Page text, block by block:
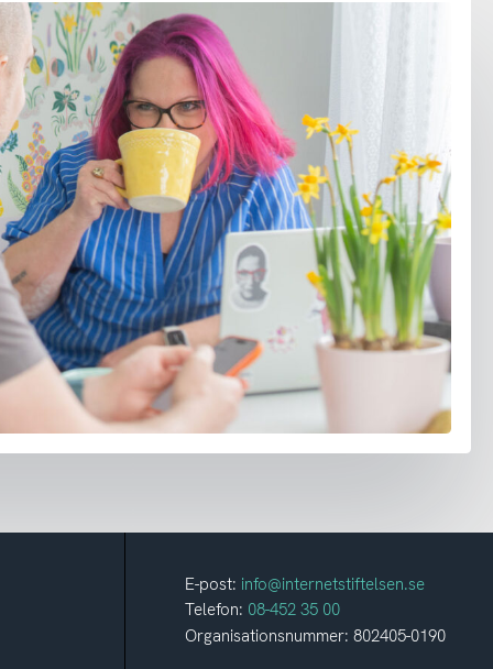
E-post: info@internetstiftelsen.se
Telefon: 08-452 35 00
Organisationsnummer: 802405-0190